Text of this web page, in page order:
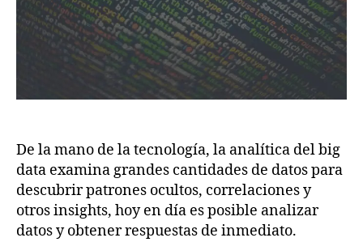
De la mano de la tecnología, la analítica del big
data examina grandes cantidades de datos para
descubrir patrones ocultos, correlaciones y
otros insights, hoy en día es posible analizar
datos y obtener respuestas de inmediato.